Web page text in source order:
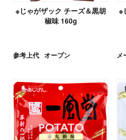
※じゃがザック チーズ＆黒胡
椒味 160g
参考上代 オープン
※
メ